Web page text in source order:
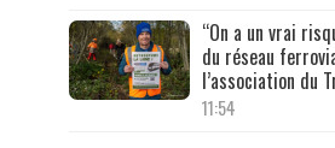
“On a un vrai
du réseau
l’association du
11:54